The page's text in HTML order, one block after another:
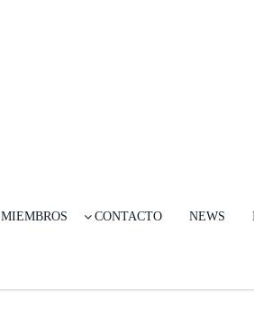
MIEMBROS CONTACTO NEWS